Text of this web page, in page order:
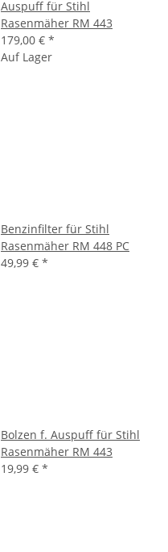
Auspuff für Stihl
Rasenmäher RM 443
179,00 € *
Auf Lager
Benzinfilter für Stihl
Rasenmäher RM 448 PC
49,99 € *
Bolzen f. Auspuff für Stihl
Rasenmäher RM 443
19,99 € *